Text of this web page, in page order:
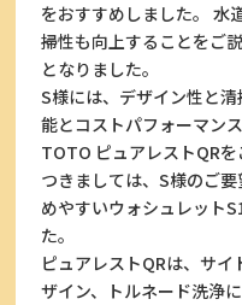
をおすすめしました。 水
掃性も向上することをご
となりました。
S様には、デザイン性と
能とコストパフォーマン
TOTO ピュアレストQR
つきましては、S様のご
めやすいウォシュレット
た。
ピュアレストQRは、サ
ザイン、トルネード洗浄